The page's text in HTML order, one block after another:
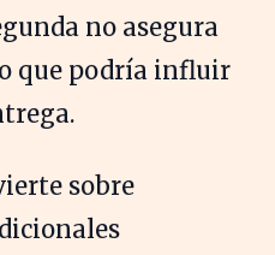
no asegura
que podría influir
sobre